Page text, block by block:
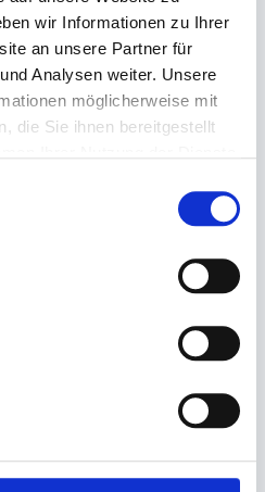
wir Informationen zu Ihrer
an unsere Partner für
Analysen weiter. Unsere
möglicherweise mit
die Sie ihnen bereitgestellt
packpack.de GmbH, Am
Jever, info@packpack.de
Einschlag, Frischpack
1/6 Bogen (ca. 33x40cm) R50